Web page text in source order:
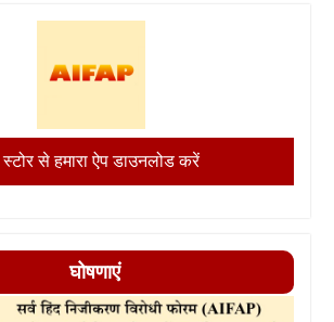
स्टोर से हमारा ऐप डाउनलोड करें
घोषणाएं